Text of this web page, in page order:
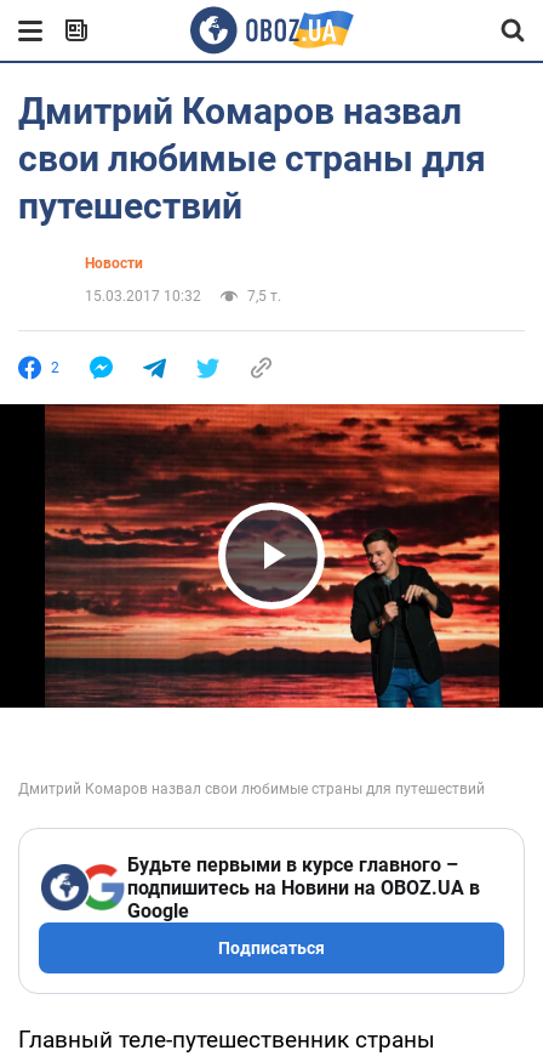
Дмитрий Комаров назвал
свои любимые страны для
путешествий
Новости
15.03.2017 10:32
7,5 т.
2
Play Video
Будьте первыми в курсе главного –
подпишитесь на Новини на OBOZ.UA в
Google
Подписаться
Главный теле-путешественник страны